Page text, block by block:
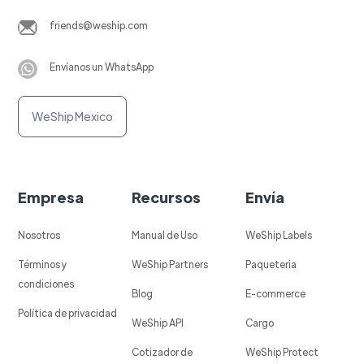
friends@weship.com
Envíanos un WhatsApp
WeShip Mexico
Empresa
Nosotros
Términos y
condiciones
Política de privacidad
Recursos
Manual de Uso
WeShip Partners
Blog
WeShip API
Cotizador de
Envía
WeShip Labels
Paqueteria
E-commerce
Cargo
WeShip Protect